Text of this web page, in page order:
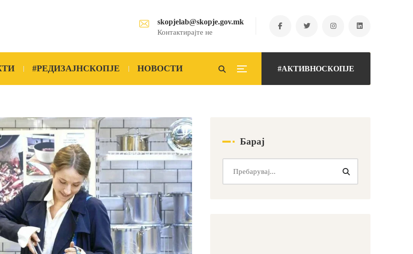
skopjelab@skopje.gov.mk
Контактирајте не
#АКТИВНОСКОПЈЕ
#РЕДИЗАЈНСКОПЈЕ НОВОСТИ
Барај